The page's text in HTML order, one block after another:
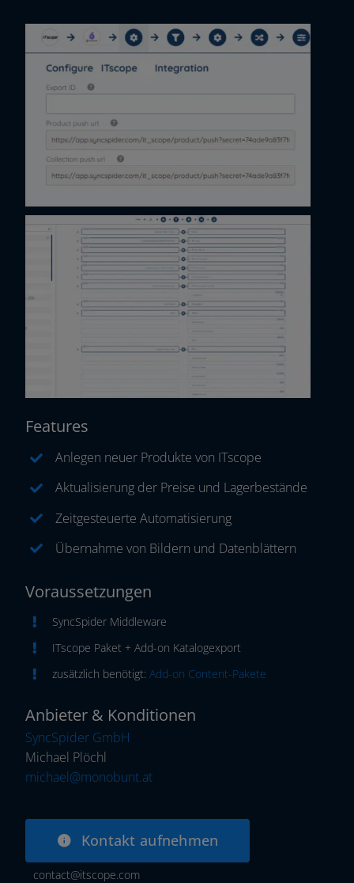
Features
Anlegen neu­er Produkte von ITscope
Aktualisierung der Preise und Lagerbestände
Zeitgesteuerte Automatisierung
Übernahme von Bildern und Datenblättern
Voraussetzungen
SyncSpider Middleware
ITscope Paket + Add-on Katalogexport
zusätz­lich benö­tigt: Add-on Content-Pakete
Anbieter & Konditionen
SyncSpider GmbH
Michael Plöchl
michael@monobunt.at
Kontakt auf­neh­men
contact@itscope.com